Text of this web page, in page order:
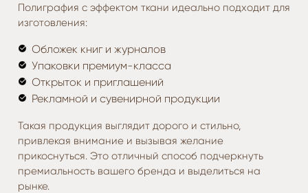
Полиграфия с эффектом ткани идеально подходит для
изготовления:
Обложек книг и журналов
Упаковки премиум-класса
Открыток и приглашений
Рекламной и сувенирной продукции
Такая продукция выглядит дорого и стильно,
привлекая внимание и вызывая желание
прикоснуться. Это отличный способ подчеркнуть
премиальность вашего бренда и выделиться на
рынке.